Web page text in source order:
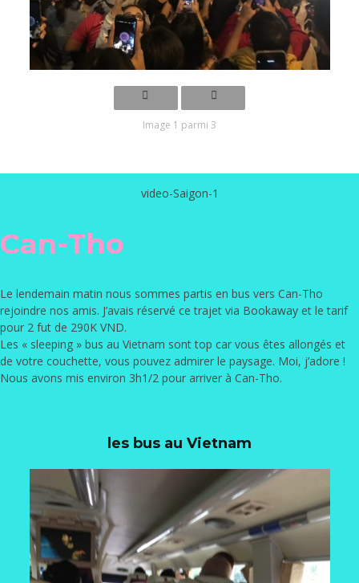
Image 1 parmi 3
video-Saigon-1
Can-Tho
Le lendemain matin nous sommes partis en bus vers Can-Tho
rejoindre nos amis. J’avais réservé ce trajet via Bookaway et le tarif
pour 2 fut de 290K VND.
Les « sleeping » bus au Vietnam sont top car vous êtes allongés et
de votre couchette, vous pouvez admirer le paysage. Moi, j’adore !
Nous avons mis environ 3h1/2 pour arriver à Can-Tho.
les bus au Vietnam